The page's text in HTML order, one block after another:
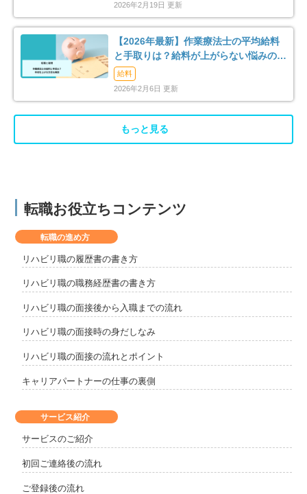
2026年2月19日 更新
【2026年最新】作業療法士の平均給料
と手取りは？給料が上がらない悩みの解
消法まで解説
給料
2026年2月6日 更新
もっと見る
転職お役立ちコンテンツ
サービス紹介
サービスのご紹介
初回ご連絡後の流れ
ご登録後の流れ
転職の進め方
リハビリ職の履歴書の書き方
リハビリ職の職務経歴書の書き方
リハビリ職の面接後から入職までの流れ
リハビリ職の面接時の身だしなみ
リハビリ職の面接の流れとポイント
キャリアパートナーの仕事の裏側